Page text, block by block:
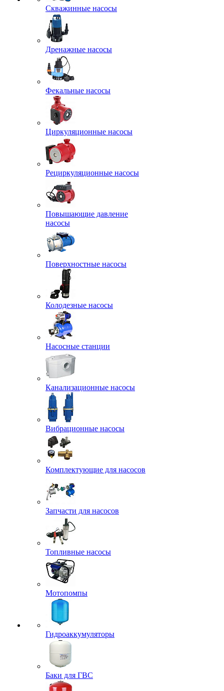
Скважинные насосы
Дренажные насосы
Фекальные насосы
Циркуляционные насосы
Рециркуляционные насосы
Повышающие давление
насосы
Поверхностные насосы
Колодезные насосы
Насосные станции
Канализационные насосы
Вибрационные насосы
Комплектующие для насосов
Запчасти для насосов
Топливные насосы
Мотопомпы
Гидроаккумуляторы
Баки для ГВС